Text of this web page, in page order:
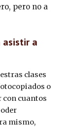
pero no a
asistir a
clases
o
con cuantos
mismo,